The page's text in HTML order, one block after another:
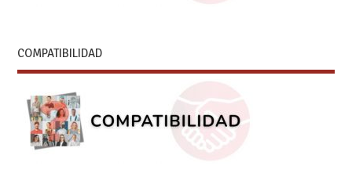
COMPATIBILIDAD